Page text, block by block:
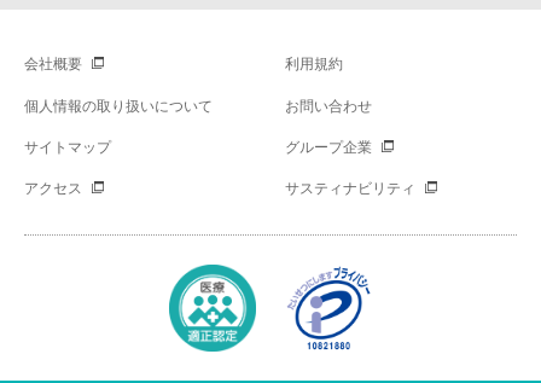
会社概要 利用規約
個人情報の取り扱いについて お問い合わせ
サイトマップ グループ企業
アクセス サスティナビリティ